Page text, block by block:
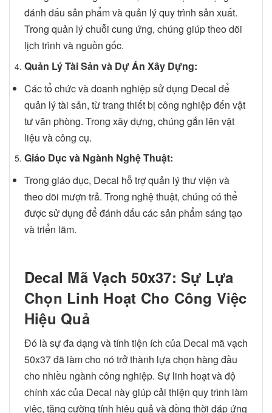
đánh dấu sản phẩm và quản lý quy trình sản xuất.
Trong quản lý chuỗi cung ứng, chúng giúp theo dõi
lịch trình và nguồn gốc.
Quản Lý Tài Sản và Dự Án Xây Dựng:
Các tổ chức và doanh nghiệp sử dụng Decal để
quản lý tài sản, từ trang thiết bị công nghiệp đến vật
tư văn phòng. Trong xây dựng, chúng gắn lên vật
liệu và công cụ.
Giáo Dục và Ngành Nghệ Thuật:
Trong giáo dục, Decal hỗ trợ quản lý thư viện và
theo dõi mượn trả. Trong nghệ thuật, chúng có thể
được sử dụng để đánh dấu các sản phẩm sáng tạo
và triển lãm.
Decal Mã Vạch 50x37: Sự Lựa
Chọn Linh Hoạt Cho Công Việc
Hiệu Quả
Đó là sự đa dạng và tính tiện ích của Decal mã vạch
50x37 đã làm cho nó trở thành lựa chọn hàng đầu
cho nhiều ngành công nghiệp. Sự linh hoạt và độ
chính xác của Decal này giúp cải thiện quy trình làm
việc, tăng cường tính hiệu quả và đồng thời đáp ứng